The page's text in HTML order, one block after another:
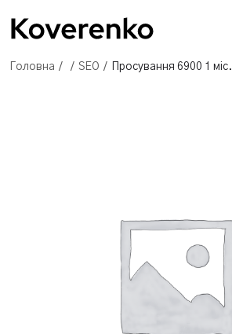
Головна / / SEO / Просування 6900 1 міс.